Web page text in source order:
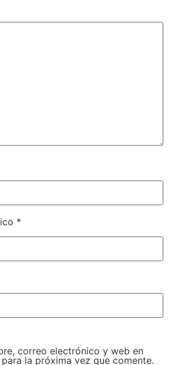
*
correo electrónico y web en
la próxima vez que comente.